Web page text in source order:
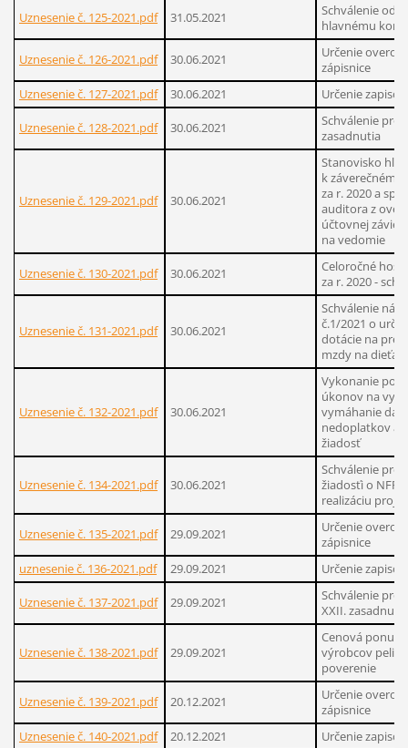
Uznesenie č. 125-2021.pdf 31.05.2021
Schválenie
hlavnému
Uznesenie č. 126-2021.pdf 30.06.2021
Určenie
zápisnice
Uznesenie č. 127-2021.pdf
30.06.2021 Určenie
Uznesenie č. 128-2021.pdf 30.06.2021
Schválenie
zasadnutia
Uznesenie č. 129-2021.pdf 30.06.2021
Stanovisko hl.
k záverečnému
za r. 2020 a
auditora z
účtovnej
na vedomie
Uznesenie č. 130-2021.pdf 30.06.2021
Celoročné
za r. 2020 -
Uznesenie č. 131-2021.pdf 30.06.2021
Schválenie
č.1/2021 o
dotácie na
mzdy na dieťa
Uznesenie č. 132-2021.pdf 30.06.2021
Vykonanie
úkonov na
vymáhanie
nedoplatkov a
žiadosť
Uznesenie č. 134-2021.pdf 30.06.2021
Schválenie
žiadosťi o NFP
realizáciu
Uznesenie č. 135-2021.pdf 29.09.2021
Určenie
zápisnice
uznesenie č. 136-2021.pdf
29.09.2021 Určenie
Uznesenie č. 137-2021.pdf 29.09.2021
Schválenie
XXII. zasadnutia
Uznesenie č. 138-2021.pdf 29.09.2021
Cenová
výrobcov peliet
poverenie
Uznesenie č. 139-2021.pdf 20.12.2021
Určenie
zápisnice
Uznesenie č. 140-2021.pdf
20.12.2021 Určenie